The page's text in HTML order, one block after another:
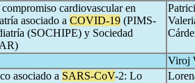
cardiovascular en
asociado a COVID-19 (PIMS-
(SOCHIPE) y Sociedad
Viroj
asociado a SARS-CoV-2: Lo